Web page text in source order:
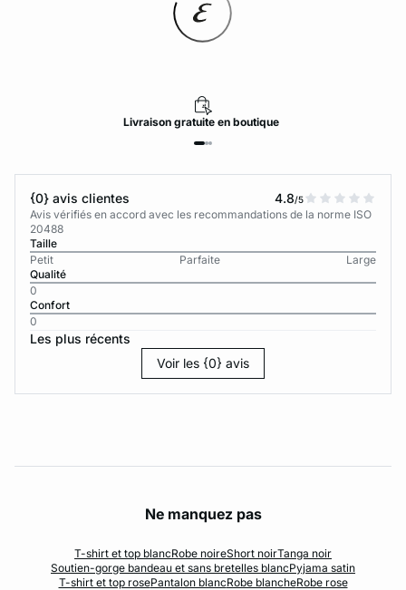
Livraisongratuiteen boutique
{0} avis clientes 4.8/5
Avis vérifiés en accord avec les recommandations de la norme ISO
20488
Taille
Petit
Parfaite
Large
Qualité
0
Confort
0
Les plus récents
Voir les {0} avis
Ne manquez pas
T-shirt et top blancRobe noireShort noirTanga noir
Soutien-gorge bandeau et sans bretelles blancPyjama satin
T-shirt et top rosePantalon blancRobe blancheRobe rose